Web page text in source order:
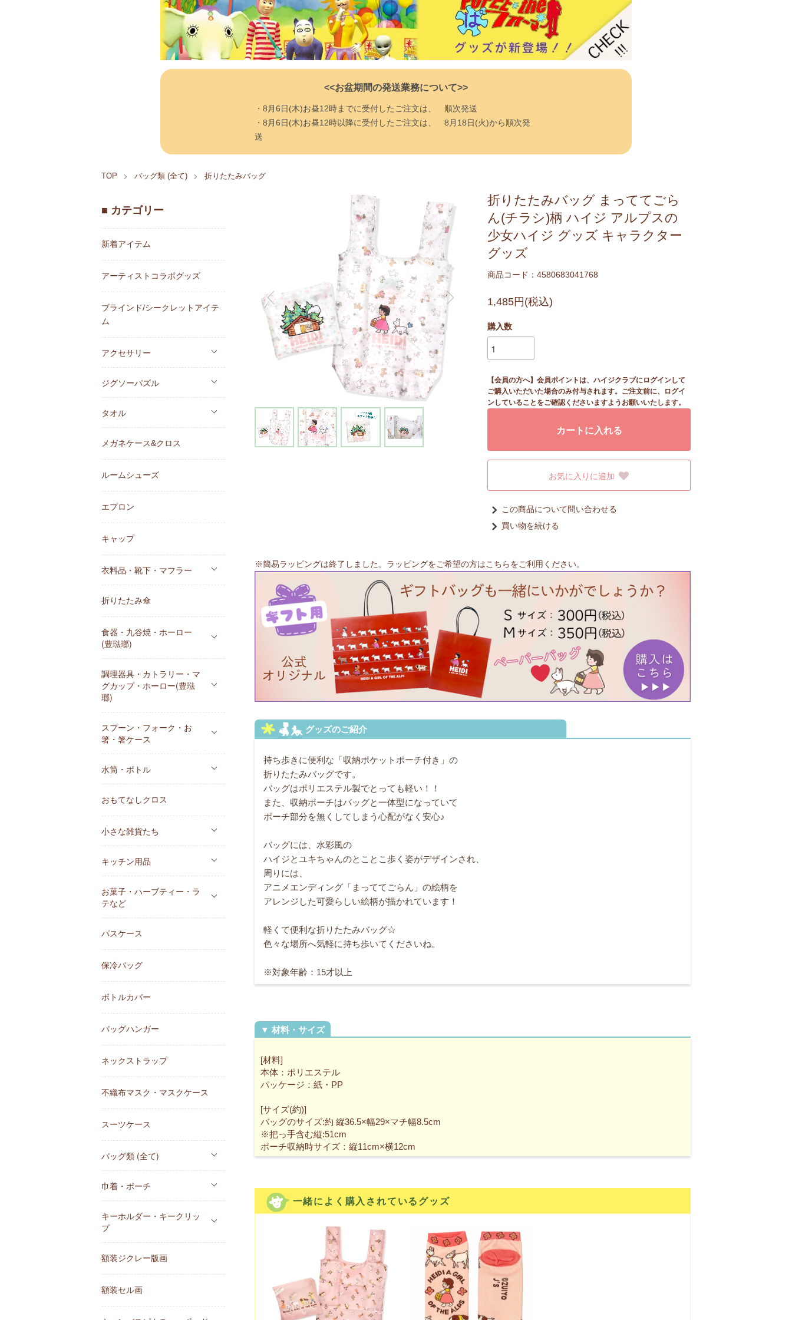
<<お盆期間の発送業務について>>
・8月6日(木)お昼12時までに受付したご注文は、
順次発送
・8月6日(木)お昼12時以降に受付したご注文は、
8月18日(火)から順次発
送
TOP バッグ類 (全て) 折りたたみバッグ
折りたたみバッグ まっててごら
ん(チラシ)柄 ハイジ アルプスの
少女ハイジ グッズ キャラクター
グッズ
商品コード：4580683041768
1,485円(税込)
購入数
【会員の方へ】会員ポイントは、ハイジクラブにログインして
ご購入いただいた場合のみ付与されます。ご注文前に、ログイ
ンしていることをご確認くださいますようお願いいたします。
カートに入れる
お気に入りに追加
この商品について問い合わせる
買い物を続ける
※簡易ラッピングは終了しました。ラッピングをご希望の方はこちらをご利用ください。
持ち歩きに便利な「収納ポケットポーチ付き」の
折りたたみバッグです。
バッグはポリエステル製でとっても軽い！！
また、収納ポーチはバッグと一体型になっていて
ポーチ部分を無くしてしまう心配がなく安心♪
バッグには、水彩風の
ハイジとユキちゃんのとことこ歩く姿がデザインされ、
周りには、
アニメエンディング「まっててごらん」の絵柄を
アレンジした可愛らしい絵柄が描かれています！
軽くて便利な折りたたみバッグ☆
色々な場所へ気軽に持ち歩いてくださいね。
※対象年齢：15才以上
[材料]
本体：ポリエステル
パッケージ：紙・PP
[サイズ(約)]
バッグのサイズ:約 縦36.5×幅29×マチ幅8.5cm
※把っ手含む縦:51cm
ポーチ収納時サイズ：縦11cm×横12cm
一緒によく購入されているグッズ
■ カテゴリー
新着アイテム
アーティストコラボグッズ
ブラインド/シークレットアイテ
ム
アクセサリー
ジグソーパズル
タオル
メガネケース&クロス
ルームシューズ
エプロン
キャップ
衣料品・靴下・マフラー
折りたたみ傘
食器・九谷焼・ホーロー
(豊琺瑯)
調理器具・カトラリー・マ
グカップ・ホーロー(豊琺
瑯)
スプーン・フォーク・お
箸・箸ケース
水筒・ボトル
おもてなしクロス
小さな雑貨たち
キッチン用品
お菓子・ハーブティー・ラ
テなど
パスケース
保冷バッグ
ボトルカバー
バッグハンガー
ネックストラップ
不織布マスク・マスクケース
スーツケース
バッグ類 (全て)
巾着・ポーチ
キーホルダー・キークリッ
プ
額装ジクレー版画
額装セル画